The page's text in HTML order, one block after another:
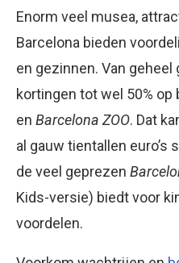
Enorm veel musea,
Barcelona bieden
en gezinnen. Van
kortingen tot wel 50% op
en Barcelona ZOO. Dat
al gauw tientallen euro’s
de veel geprezen
Kids-versie) biedt voor
voordelen.